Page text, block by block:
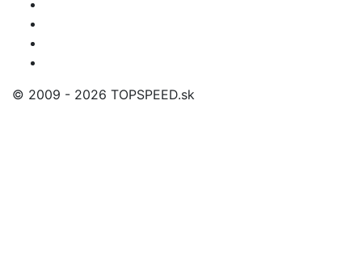
© 2009 - 2026 TOPSPEED.sk